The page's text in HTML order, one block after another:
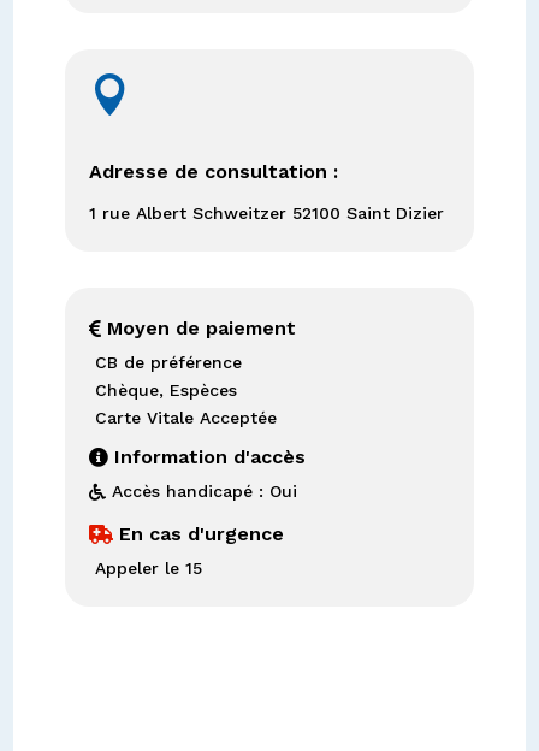

Adresse de consultation :
1 rue Albert Schweitzer 52100 Saint Dizier
 Moyen de paiement
CB de préférence
Chèque, Espèces
Carte Vitale Acceptée
 Information d'accès
 Accès handicapé : Oui
 En cas d'urgence
Appeler le 15